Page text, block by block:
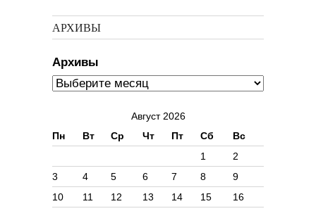
АРХИВЫ
Архивы
Август 2026
Пн
Вт Ср Чт Пт Сб Вс
1
2
3
4 5 6 7 8
9
10
11 12 13 14 15
16